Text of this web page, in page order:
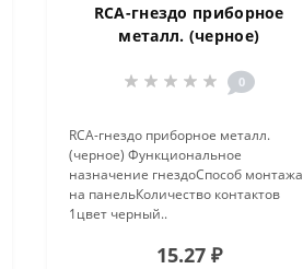
RCA-гнездо приборное
металл. (черное)
0
RCA-гнездо приборное металл.
(черное) Функциональное
назначение гнездоСпособ монтажа
на панельКоличество контактов
1цвет черный..
15.27 ₽